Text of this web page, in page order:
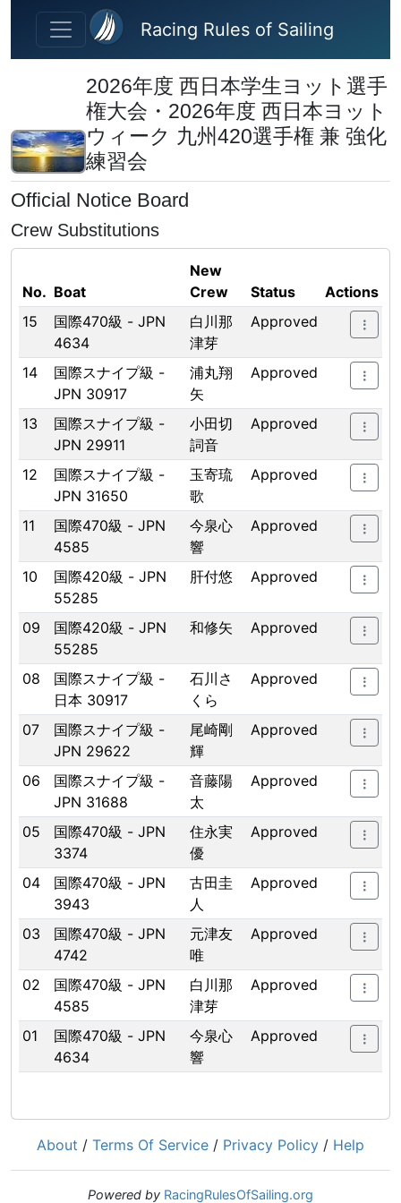
Skip to main content
Racing Rules of Sailing
2026年度 西日本学生ヨット選手
権大会・2026年度 西日本ヨット
ウィーク 九州420選手権 兼 強化
練習会
Official Notice Board
Crew Substitutions
No. Boat
New
Crew
Status
Actions
15
国際470級 - JPN
4634
白川那
津芽
Approved
14
国際スナイプ級 -
JPN 30917
浦丸翔
矢
Approved
13
国際スナイプ級 -
JPN 29911
小田切
詞音
Approved
12
国際スナイプ級 -
JPN 31650
玉寄琉
歌
Approved
11
国際470級 - JPN
4585
今泉心
響
Approved
10
国際420級 - JPN
55285
肝付悠 Approved
09
国際420級 - JPN
55285
和修矢 Approved
08
国際スナイプ級 -
日本 30917
石川さ
くら
Approved
07
国際スナイプ級 -
JPN 29622
尾崎剛
輝
Approved
06
国際スナイプ級 -
JPN 31688
音藤陽
太
Approved
05
国際470級 - JPN
3374
住永実
優
Approved
04
国際470級 - JPN
3943
古田圭
人
Approved
03
国際470級 - JPN
4742
元津友
唯
Approved
02
国際470級 - JPN
4585
白川那
津芽
Approved
01
国際470級 - JPN
4634
今泉心
響
Approved
About / Terms Of Service / Privacy Policy / Help
Powered by RacingRulesOfSailing.org